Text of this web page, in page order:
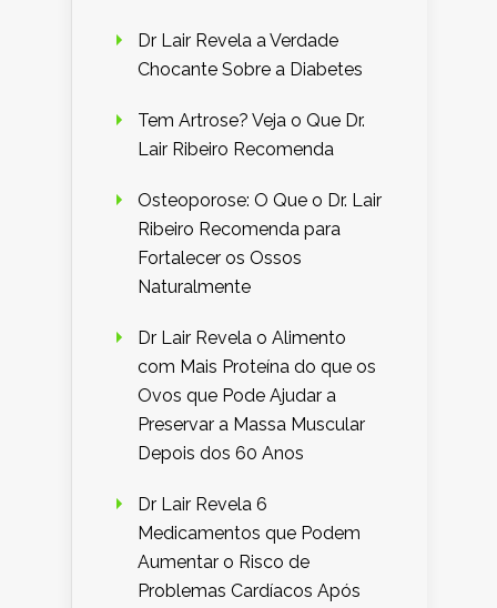
Dr Lair Revela a Verdade
Chocante Sobre a Diabetes
Tem Artrose? Veja o Que Dr.
Lair Ribeiro Recomenda
Osteoporose: O Que o Dr. Lair
Ribeiro Recomenda para
Fortalecer os Ossos
Naturalmente
Dr Lair Revela o Alimento
com Mais Proteína do que os
Ovos que Pode Ajudar a
Preservar a Massa Muscular
Depois dos 60 Anos
Dr Lair Revela 6
Medicamentos que Podem
Aumentar o Risco de
Problemas Cardíacos Após